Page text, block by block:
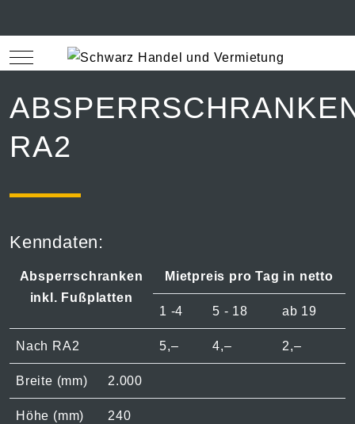
Mobile Menu Toggle
RA2
Kenndaten:
Absperrschranken
inkl. Fußplatten
Mietpreis pro Tag in netto
1 -4 5 - 18 ab 19
Nach RA2 5,– 4,– 2,–
Breite (mm) 2.000
Höhe (mm) 240